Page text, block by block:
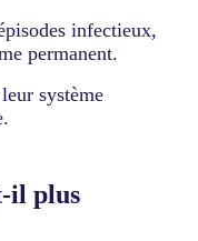
infectieux,
permanent.
système
il plus